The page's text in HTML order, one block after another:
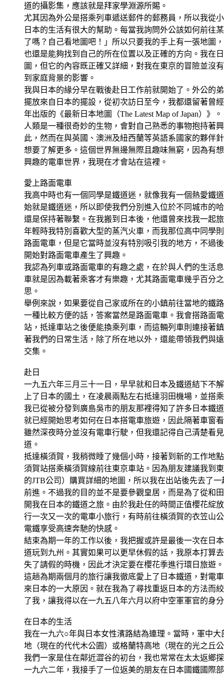
道的攝影集，應該就是拜家學淵源所賜。
尤其因為外公是搭乘列車遞送郵件的郵務員，所以我從
日本的生活有很大的幫助。每當我詢問外公該如何前往
了嗎？自己看地圖吧！」所以只要我的手上有一張地圖
也還是能夠找到自己的所在位置以及正確的方向。我在
圖，但它的內容既正確又詳細，對我在東京的冒險並沒
到家庭背景的影響。
我與日本的緣分早在戰後赴日工作前就開始了。外公的
擺放來自日本的擺設，從初次訪日至今，我都還留著曾
年出版的《最新日本地圖（The Latest Map of Japan）》。
人類是一種很奇妙的生物，會對自己熟悉的事物抱持著
此，然而在與英國、澳洲及紐西蘭等英語系國家的夥伴
想要了解更多。這個世界無邊無際且趣味無窮，因為有
興趣的電車世界，我現在才會站在這裡。
愛上路面電車
我高中時也有一個同學是鐵道迷，就像我有一個熱愛鐵
始就是鐵道迷，所以即使我們分別進入位於不同城市的
還是保持著聯繫。在我搬到日本後，他還曾來找我一起
年輕時我特別喜歡大型的蒸汽火車，而我那位高中同學
路面電車，但是它當時並沒有特別吸引我的地方，不過
開始對路面電車產生了興趣。
我認為列車或路面電車的有趣之處，在於與人們的生活
車就是因為載著乘客才有樂趣，尤其路面電車幾乎百分
思。
舉例來說，如果要從自己家或所在的小鎮前往當地的鐵
一種比較方便的話，答案當然是路面電車。我會搭路面
站，抵達車站之後便能換乘列車，而這輛列車則連接著
著我們的日常生活，除了所在地以外，還能帶領我們與
交集。
赴日
一九五六年三月三十一日，早早就和日本及鐵道結下不
上了日本的國土，在凌晨兩點左右抵達羽田機場，並搭
我已從被分發到廣島吳市的朋友那裡得知了許多日本鐵
就已經開始思考如何在日本搭電車旅遊，因此隔著車窗
雖然深夜時分並沒有電車行駛，但我還記得自己清楚看
道。
抵達橫須賀，我稍微睡了幾個小時，接著到新的工作地
須賀站搭乘橫須賀線前往東京車站。因為朋友建議我到
的JTB公司）購買詳細的地圖，所以我在出站後先去了
前進。不過我的目的並不是要參觀皇居，而是為了從和
開我在日本的鐵道之旅。由於我赴任的時間正值櫻花綻
行一次又一次的電車小旅行，有時前往橫須賀的衣笠山
電鐵享受高速奔馳的快感。
結束為期一年的工作以後，我把握或許是最後一次在日
道玩到九州。其實如果可以更早休假的話，我原本打算
失了請假的時機，因此才決定要在櫻花季進行環日旅遊。
這趟為期兩個月的旅行讓我徹底愛上了日本鐵道，對電
來日本的一大原因。就在我為了尋找重返日本的方法而
了我，讓我得以在一九五八年六月以府中空軍軍官的身
在日本的生活
我在一九六○年與日本女性濱路結為連理。當時，軍中
地（現在的代代木公園）或格蘭特高地（現在的光之丘
我們一家是住在鄰近澀谷的初台，我也常常在太太返鄉
一九六二年，我接手了一位返美的朋友在日本國鐵國際